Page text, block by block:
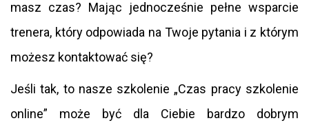
masz czas? Mając jednocześnie pełne wsparcie
trenera, który odpowiada na Twoje pytania i z którym
możesz kontaktować się?
Jeśli tak, to nasze szkolenie „Czas pracy szkolenie
online” może być dla Ciebie bardzo dobrym